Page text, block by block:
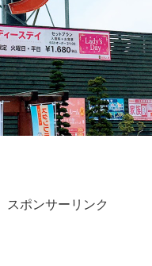
スポンサーリンク